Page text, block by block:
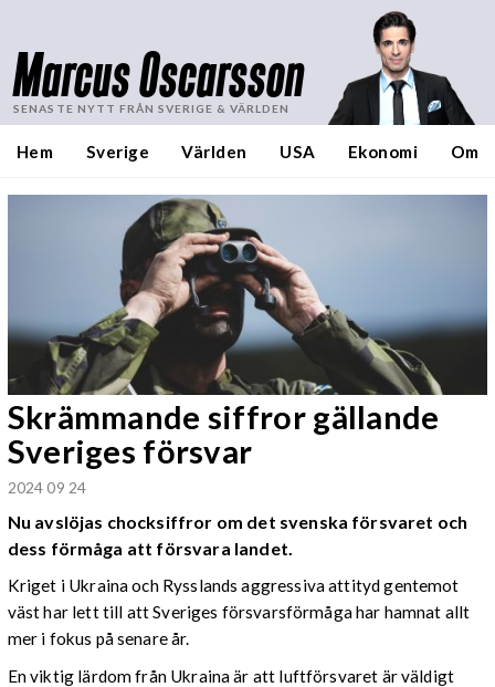
Marcus Oscarsson
SENASTE NYTT FRÅN SVERIGE & VÄRLDEN
Hem Sverige Världen USA Ekonomi Om
Skrämmande siffror gällande
Sveriges försvar
2024 09 24
Nu avslöjas chocksiffror om det svenska försvaret och
dess förmåga att försvara landet.
Kriget i Ukraina och Rysslands aggressiva attityd gentemot
väst har lett till att Sveriges försvarsförmåga har hamnat allt
mer i fokus på senare år.
En viktig lärdom från Ukraina är att luftförsvaret är väldigt